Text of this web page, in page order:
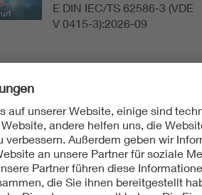
E DIN IEC/TS 62586-3 (VDE
V 0415-3):2026-09
E DIN EN IEC 80601-2-30
(VDE 0750-2-30):2026-06
01.06.2026